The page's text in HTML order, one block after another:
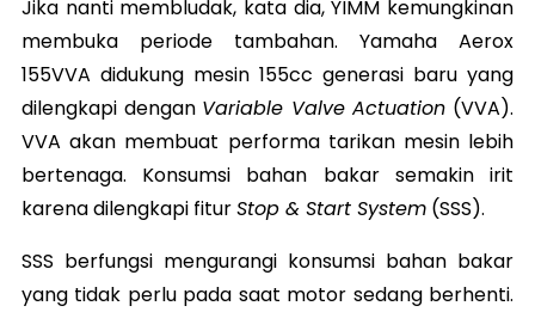
Jika nanti membludak, kata dia, YIMM kemungkinan
membuka periode tambahan. Yamaha Aerox
155VVA didukung mesin 155cc generasi baru yang
dilengkapi dengan Variable Valve Actuation (VVA).
VVA akan membuat performa tarikan mesin lebih
bertenaga. Konsumsi bahan bakar semakin irit
karena dilengkapi fiturStop & Start System (SSS).
SSS berfungsi mengurangi konsumsi bahan bakar
yang tidak perlu pada saat motor sedang berhenti.